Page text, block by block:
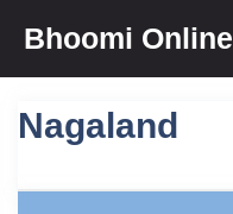
Bhoomi Online
Nagaland